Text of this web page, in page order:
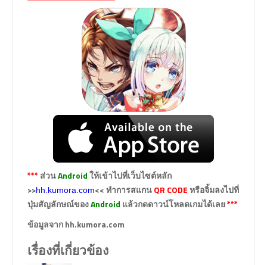
*** ส่วนAndroidให้เข้าไปที่เว็บไซต์หลัก
>>hh.kumora.com<< ทำการสแกนQR CODEหรือจิ้มลงไปที่
ปุ่มสัญลักษณ์ของAndroid แล้วกดดาวน์โหลดเกมได้เลย***
ข้อมูลจาก hh.kumora.com
เรื่องที่เกี่ยวข้อง